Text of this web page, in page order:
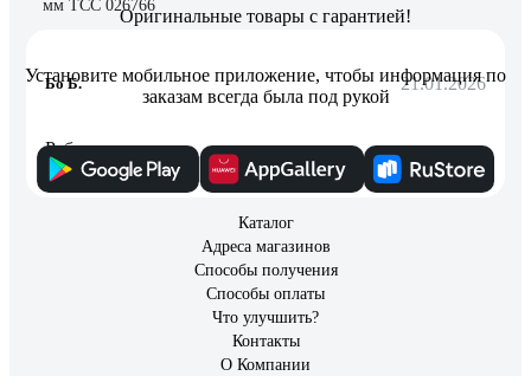
мм ТСС 026766
Бо Б. 21.01.2026
Работает хорошо
Оригинальные товары с гарантией!
Установите мобильное приложение, чтобы информация по
заказам всегда была под рукой
Каталог
Адреса магазинов
Способы получения
Способы оплаты
Что улучшить?
Контакты
О Компании